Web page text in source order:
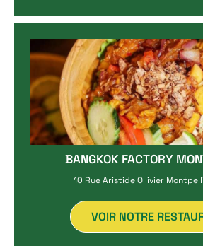
BANGKOK FACTORY
10 Rue Aristide Ollivier
VOIR NOTRE